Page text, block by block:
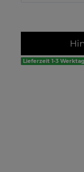
Lieferzeit 1-3